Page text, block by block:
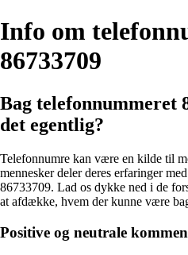
Info om
86733709
Bag telefonnummeret
det egentlig?
Telefonnumre kan være en kilde til
mennesker deler deres erfaringer
86733709. Lad os dykke ned i de
at afdække, hvem der kunne være
Positive og neutrale